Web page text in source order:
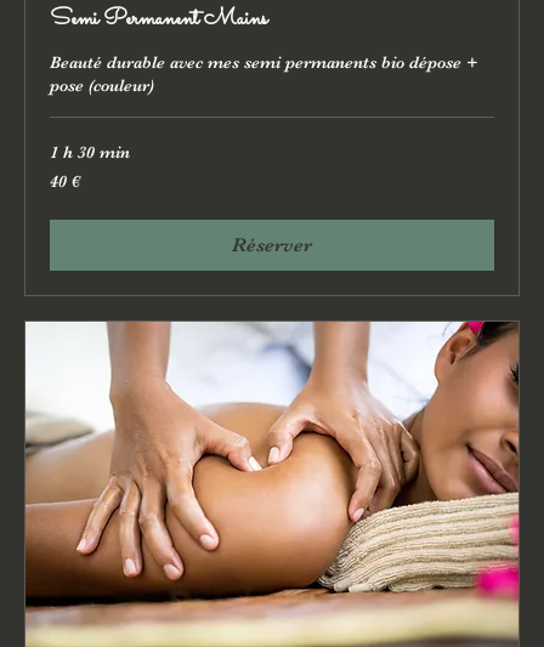
Semi Permanent Mains
Beauté durable avec mes semi permanents bio dépose +
pose (couleur)
1 h 30 min
40
euros
40 €
Réserver